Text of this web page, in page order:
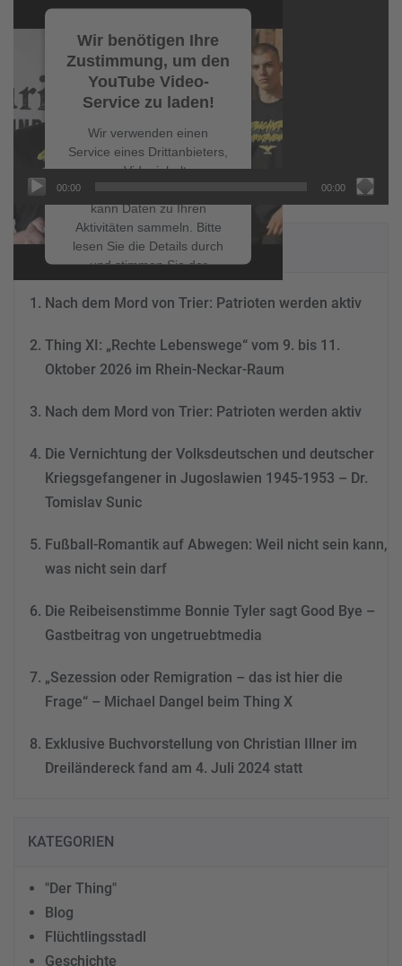
Player
Wir benötigen Ihre
Zustimmung, um den
YouTube Video-
Service zu laden!
Wir verwenden einen
Service eines Drittanbieters,
um Videoinhalte
einzubetten. Dieser Service
kann Daten zu Ihren
Aktivitäten sammeln. Bitte
lesen Sie die Details durch
und stimmen Sie der
Nutzung des Service zu, um
dieses Video anzusehen.
Mehr Informationen
Consent Management
&
00:00 00:00
NEUESTE BEITRÄGE
Nach dem Mord von Trier: Patrioten werden aktiv
Thing XI: „Rechte Lebenswege“ vom 9. bis 11.
Oktober 2026 im Rhein-Neckar-Raum
Nach dem Mord von Trier: Patrioten werden aktiv
Die Vernichtung der Volksdeutschen und deutscher
Kriegsgefangener in Jugoslawien 1945-1953 – Dr.
Tomislav Sunic
Fußball-Romantik auf Abwegen: Weil nicht sein kann,
was nicht sein darf
Die Reibeisenstimme Bonnie Tyler sagt Good Bye –
Gastbeitrag von ungetruebtmedia
„Sezession oder Remigration – das ist hier die
Frage“ – Michael Dangel beim Thing X
Exklusive Buchvorstellung von Christian Illner im
Dreiländereck fand am 4. Juli 2024 statt
KATEGORIEN
"Der Thing"
Blog
Flüchtlingsstadl
Geschichte